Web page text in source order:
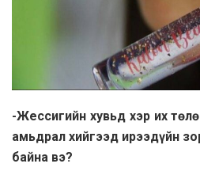
-Жессигийн хувьд хэр их
амьдрал хийгээд ирээдүйн
байна вэ?